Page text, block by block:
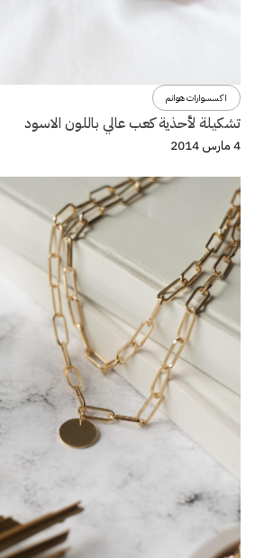
اكسسوارات هوانم
تشكيلة لأحذية كعب عالي باللون الاسود
4 مارس 2014